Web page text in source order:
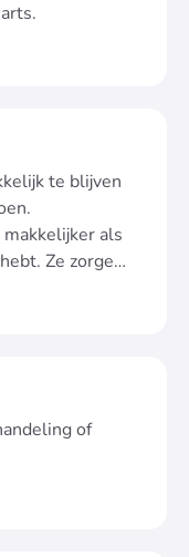
te blijven
als
Ze zorgen
of